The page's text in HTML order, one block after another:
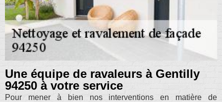
Une équipe de ravaleurs à Gentilly
94250 à votre service
Pour mener à bien nos interventions en matière de